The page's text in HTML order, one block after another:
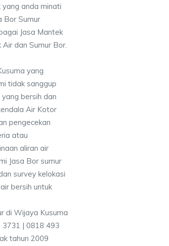
anda minati
Bor Sumur
Jasa Mantek
dan Sumur Bor.
yang
tidak sanggup
bersih dan
Air Kotor
pengecekan
atau
aliran air
Jasa Bor sumur
survey kelokasi
bersih untuk
3731 | 0818 493
tahun 2009